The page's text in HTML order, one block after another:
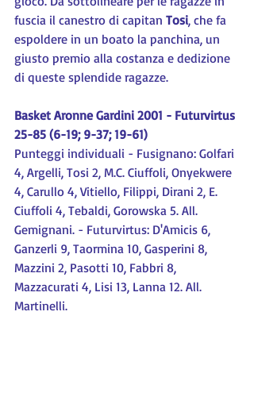
fuscia il canestro di capitan Tosi, che fa
espoldere in un boato la panchina, un
giusto premio alla costanza e dedizione
di queste splendide ragazze.
Basket Aronne Gardini 2001 - Futurvirtus
25-85 (6-19; 9-37; 19-61)
Punteggi individuali - Fusignano: Golfari
4, Argelli, Tosi 2, M.C. Ciuffoli, Onyekwere
4, Carullo 4, Vitiello, Filippi, Dirani 2, E.
Ciuffoli 4, Tebaldi, Gorowska 5. All.
Gemignani. - Futurvirtus: D'Amicis 6,
Ganzerli 9, Taormina 10, Gasperini 8,
Mazzini 2, Pasotti 10, Fabbri 8,
Mazzacurati 4, Lisi 13, Lanna 12. All.
Martinelli.